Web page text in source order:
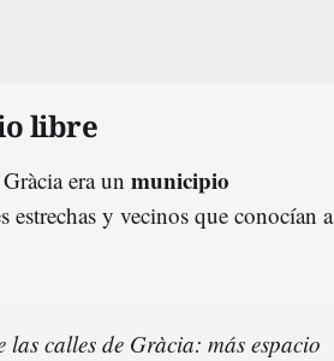
libre
era un municipio
y vecinos que conocían a
calles de Gràcia: más espacio